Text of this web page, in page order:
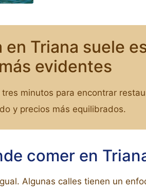
Triana suele
evidentes
minutos para encontrar
y precios más equilibrados.
comer en
Algunas calles tienen un